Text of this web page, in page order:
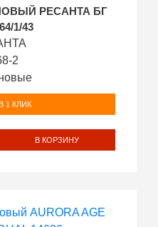
РЕСАНТА БГ
1/43
2
1 КЛИК
В КОРЗИНУ